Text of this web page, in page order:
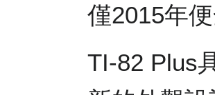
僅2015年
TI-82 Plus